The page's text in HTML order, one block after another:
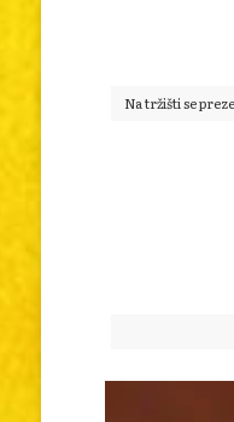
Na tržišti se